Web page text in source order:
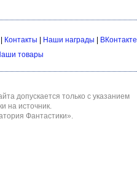
Контакты | Наши награды | ВКонтакте
товары
допускается только с указанием
на источник.
Фантастики»